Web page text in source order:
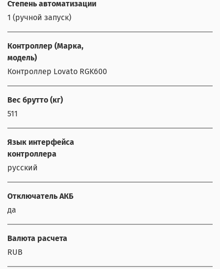
Степень автоматизации
1 (ручной запуск)
Контроллер (Марка,
модель)
Контроллер Lovato RGK600
Вес брутто (кг)
511
Язык интерфейса
контроллера
русский
Отключатель АКБ
да
Валюта расчета
RUB